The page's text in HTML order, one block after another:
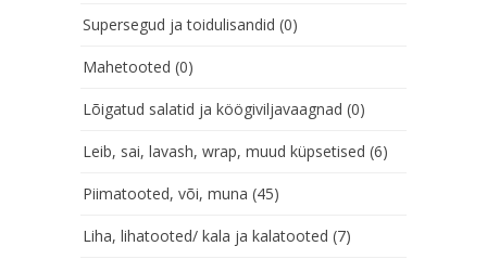
Supersegud ja toidulisandid (0)
Mahetooted (0)
Lõigatud salatid ja köögiviljavaagnad (0)
Leib, sai, lavash, wrap, muud küpsetised (6)
Piimatooted, või, muna (45)
Liha, lihatooted/ kala ja kalatooted (7)